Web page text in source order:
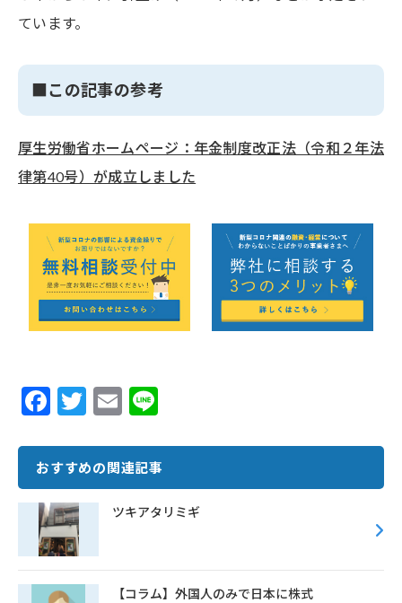
ています。
■この記事の参考
厚生労働省ホームページ：年金制度改正法（令和２年法
律第40号）が成立しました
F
e
b
o
o
k
T
it
te
E
ai
l
e
おすすめの関連記事
ツキアタリミギ
【コラム】外国人のみで日本に株式